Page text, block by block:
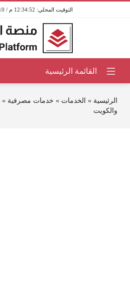
12:34:52 م / 10 أغسطس 2026
الرئيسية » الخدمات » خدمات مصرفية »
والكويت